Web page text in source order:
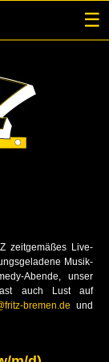
☰
zeitgemäßes Live-
Musik-
Abende, unser
auch Lust auf
bremen.de und